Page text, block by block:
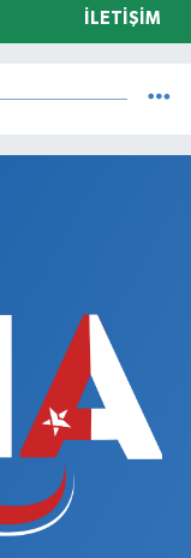
İLETIŞIM